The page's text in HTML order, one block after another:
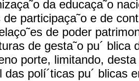
da educaça˜o
de participaça˜o e de
de poder
de gesta˜o pu´ blica
porte, limitando,
das polí´ticas pu´ blicas